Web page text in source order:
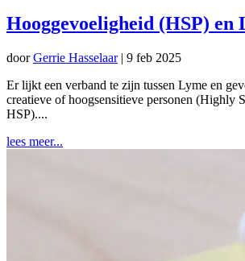
Hooggevoeligheid (HSP) en
doorGerrie Hasselaar| 9 feb 2025
Er lijkt een verband te zijn tussen Lyme en
creatieve of hoogsensitieve personen (Highly
HSP)....
lees meer...